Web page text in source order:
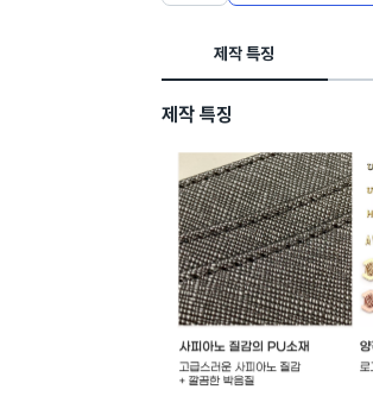
제작 특징
제작 특징